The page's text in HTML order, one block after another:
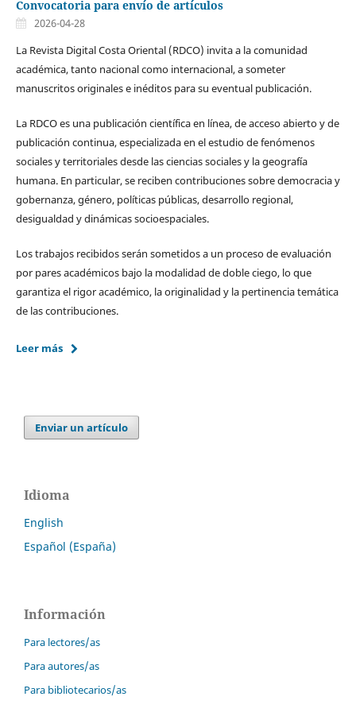
Convocatoria para envío de artículos
2026-04-28
La Revista Digital Costa Oriental (RDCO) invita a la comunidad
académica, tanto nacional como internacional, a someter
manuscritos originales e inéditos para su eventual publicación.
La RDCO es una publicación científica en línea, de acceso abierto y de
publicación continua, especializada en el estudio de fenómenos
sociales y territoriales desde las ciencias sociales y la geografía
humana. En particular, se reciben contribuciones sobre democracia y
gobernanza, género, políticas públicas, desarrollo regional,
desigualdad y dinámicas socioespaciales.
Los trabajos recibidos serán sometidos a un proceso de evaluación
por pares académicos bajo la modalidad de doble ciego, lo que
garantiza el rigor académico, la originalidad y la pertinencia temática
de las contribuciones.
Leer más
Enviar un artículo
Idioma
English
Español (España)
Información
Para lectores/as
Para autores/as
Para bibliotecarios/as